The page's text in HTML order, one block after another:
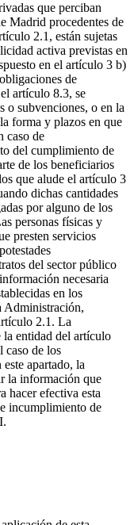
que perciban
Madrid procedentes de
2.1, están sujetas
activa previstas en
en el artículo 3 b)
de
artículo 8.3, se
o subvenciones, o en la
forma y plazos en que
caso de
del cumplimiento de
de los beneficiarios
que alude el artículo 3
dichas cantidades
por alguno de los
personas físicas y
presten servicios
del sector público
necesaria
en los
Administración,
2.1. La
entidad del artículo
caso de los
apartado, la
la información que
hacer efectiva esta
incumplimiento de